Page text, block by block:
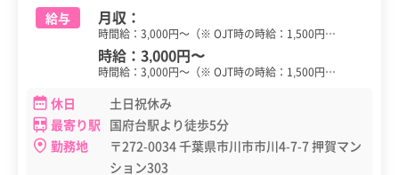
給与
月収：
時間給：3,000円～（※ OJT時の時給：1,500円…
時給： 3,000円〜
時間給：3,000円～（※ OJT時の時給：1,500円…
休日
土日祝休み
最寄り駅 国府台駅より徒歩5分
勤務地
〒272-0034 千葉県市川市市川4-7-7 押賀マン
ション303